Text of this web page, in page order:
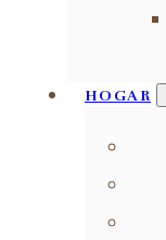
HOGAR